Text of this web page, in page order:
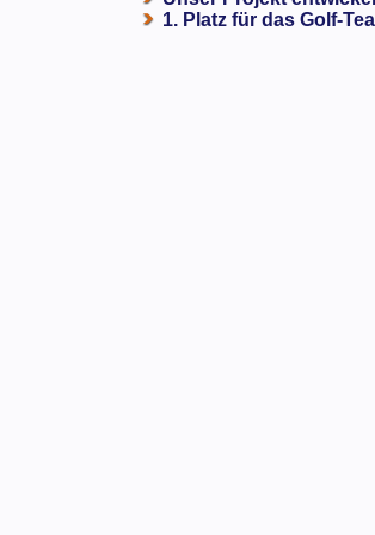
1. Platz für das Golf-